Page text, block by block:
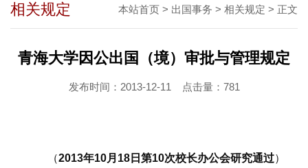
本站首页 > 出国事务 > 相关规定 > 正文
相关规定
青海大学因公出国（境）审批与管理规定
发布时间：2013-12-11 点击量： 781
（2013年10月18日 第10次校长办公会研究通过）